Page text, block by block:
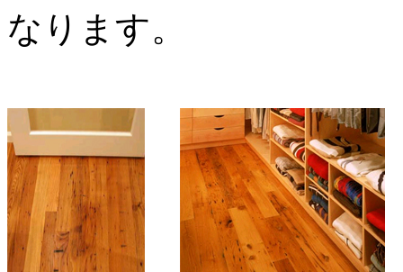
なります。